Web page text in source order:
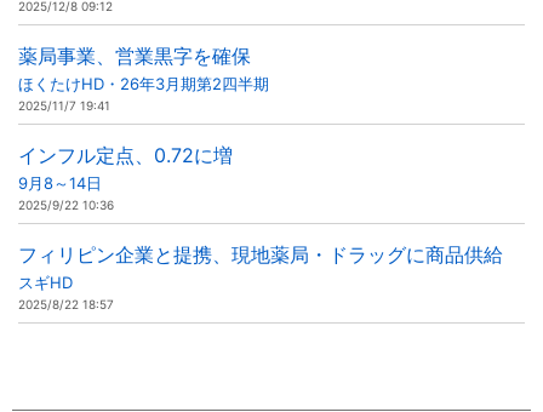
2025/12/8 09:12
薬局事業、営業黒字を確保
ほくたけHD・26年3月期第2四半期
2025/11/7 19:41
インフル定点、0.72に増
9月8～14日
2025/9/22 10:36
フィリピン企業と提携、現地薬局・ドラッグに商品供給
スギHD
2025/8/22 18:57